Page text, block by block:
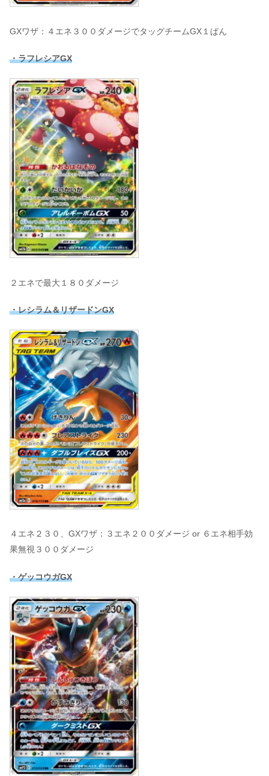
GXワザ：４エネ３００ダメージでタッグチームGX１ぱん
・ラフレシアGX
２エネで最大１８０ダメージ
・レシラム＆リザードンGX
４エネ２３０、GXワザ：３エネ２００ダメージ or ６エネ相手効
果無視３００ダメージ
・ゲッコウガGX